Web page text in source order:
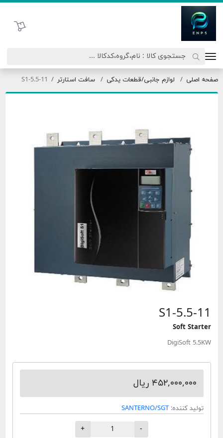
سبد خرید
صفحه اصلی لوازم جانبی/قطعات یدکی سافت استارتر S1-5.5-11
S1-5.5-11
Soft Starter
DigiSoft 5.5KW
۴۵۲,۰۰۰,۰۰۰ ریال
تولید کننده: SANTERNO/SGT
-
+